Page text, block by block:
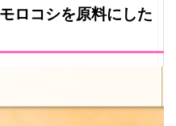
ロコシを原料にした